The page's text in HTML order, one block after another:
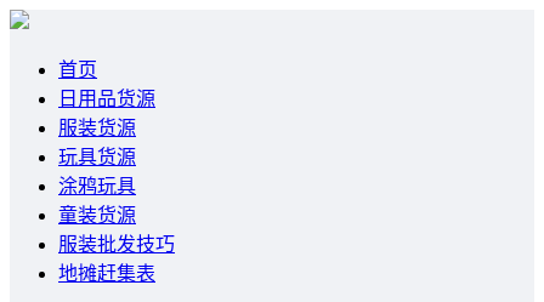
首页
日用品货源
服装货源
玩具货源
涂鸦玩具
童装货源
服装批发技巧
地摊赶集表